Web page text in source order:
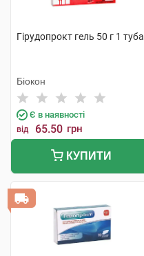
Гірудопрокт гель 50 г 1 туба
Біокон
Є в наявності
від 65.50 грн
КУПИТИ